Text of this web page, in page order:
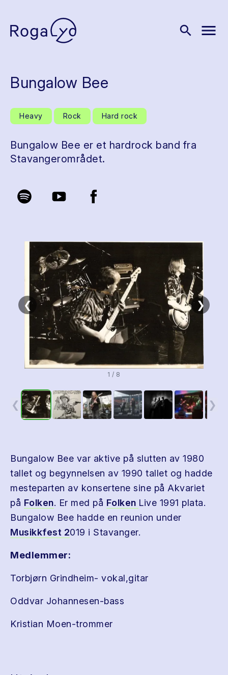
search menu
Bungalow Bee
Heavy Rock Hard rock
Bungalow Bee er et hardrock band fra
Stavangerområdet.
❮ ❯
1 / 8
❮ ❯
Bungalow Bee var aktive på slutten av 1980
tallet og begynnelsen av 1990 tallet og hadde
mesteparten av konsertene sine på Akvariet
på Folken. Er med på Folken Live 1991 plata.
Bungalow Bee hadde en reunion under
Musikkfest 2019 i Stavanger.
Medlemmer:
Torbjørn Grindheim- vokal,gitar
Oddvar Johannesen-bass
Kristian Moen-trommer